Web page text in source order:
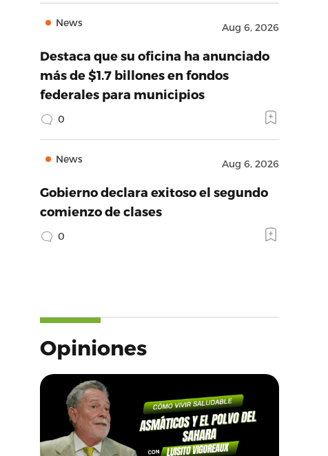
News Aug 6, 2026
Destaca que su oficina ha anunciado
más de $1.7 billones en fondos
federales para municipios
0
News Aug 6, 2026
Gobierno declara exitoso el segundo
comienzo de clases
0
Opiniones